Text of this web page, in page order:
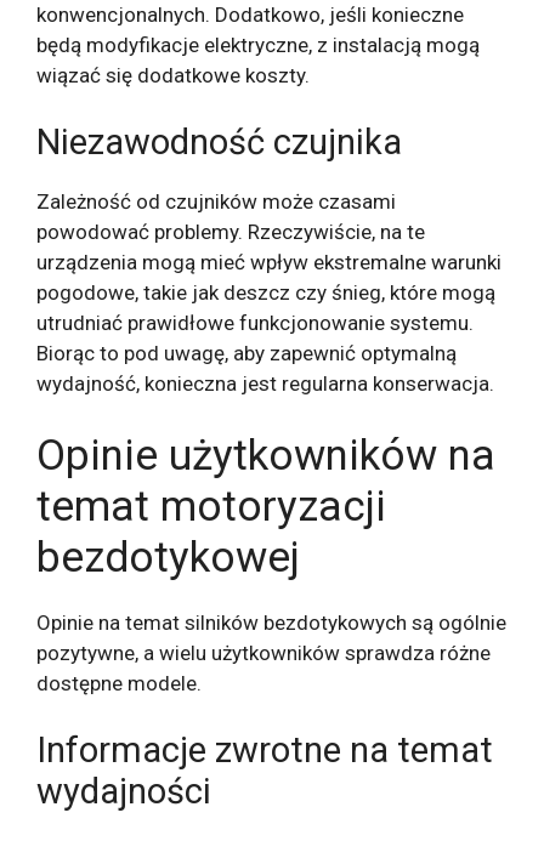
konwencjonalnych. Dodatkowo, jeśli konieczne
będą modyfikacje elektryczne, z instalacją mogą
wiązać się dodatkowe koszty.
Niezawodność czujnika
Zależność od czujników może czasami
powodować problemy. Rzeczywiście, na te
urządzenia mogą mieć wpływ ekstremalne warunki
pogodowe, takie jak deszcz czy śnieg, które mogą
utrudniać prawidłowe funkcjonowanie systemu.
Biorąc to pod uwagę, aby zapewnić optymalną
wydajność, konieczna jest regularna konserwacja.
Opinie użytkowników na
temat motoryzacji
bezdotykowej
Opinie na temat silników bezdotykowych są ogólnie
pozytywne, a wielu użytkowników sprawdza różne
dostępne modele.
Informacje zwrotne na temat
wydajności